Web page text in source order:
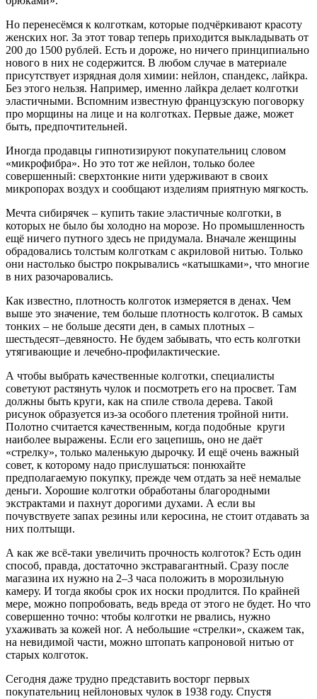
Но перенесёмся к колготкам, которые подчёркивают красоту
женских ног. За этот товар теперь приходится выкладывать от
200 до 1500 рублей. Есть и дороже, но ничего принципиально
нового в них не содержится. В любом случае в материале
присутствует изрядная доля химии: нейлон, спандекс, лайкра.
Без этого нельзя. Например, именно лайкра делает колготки
эластичными. Вспомним известную французскую поговорку
про морщины на лице и на колготках. Первые даже, может
быть, предпочтительней.
Иногда продавцы гипнотизируют покупательниц словом
«микрофибра». Но это тот же нейлон, только более
совершенный: сверхтонкие нити удерживают в своих
микропорах воздух и сообщают изделиям приятную мягкость.
Мечта сибирячек – купить такие эластичные колготки, в
которых не было бы холодно на морозе. Но промышленность
ещё ничего путного здесь не придумала. Вначале женщины
обрадовались толстым колготкам с акриловой нитью. Только
они настолько быстро покрывались «катышками», что многие
в них разочаровались.
Как известно, плотность колготок измеряется в денах. Чем
выше это значение, тем больше плотность колготок. В самых
тонких – не больше десяти ден, в самых плотных –
шестьдесят–девяносто. Не будем забывать, что есть колготки
утягивающие и лечебно-профилактические.
А чтобы выбрать качественные колготки, специалисты
советуют растянуть чулок и посмотреть его на просвет. Там
должны быть круги, как на спиле ствола дерева. Такой
рисунок образуется из-за особого плетения тройной нити.
Полотно считается качественным, когда подобные круги
наиболее выражены. Если его зацепишь, оно не даёт
«стрелку», только маленькую дырочку. И ещё очень важный
совет, к которому надо прислушаться: понюхайте
предполагаемую покупку, прежде чем отдать за неё немалые
деньги. Хорошие колготки обработаны благородными
экстрактами и пахнут дорогими духами. А если вы
почувствуете запах резины или керосина, не стоит отдавать за
них полтыщи.
А как же всё-таки увеличить прочность колготок? Есть один
способ, правда, достаточно экстравагантный. Сразу после
магазина их нужно на 2–3 часа положить в морозильную
камеру. И тогда якобы срок их носки продлится. По крайней
мере, можно попробовать, ведь вреда от этого не будет. Но что
совершенно точно: чтобы колготки не рвались, нужно
ухаживать за кожей ног. А небольшие «стрелки», скажем так,
на невидимой части, можно штопать капроновой нитью от
старых колготок.
Сегодня даже трудно представить восторг первых
покупательниц нейлоновых чулок в 1938 году. Спустя